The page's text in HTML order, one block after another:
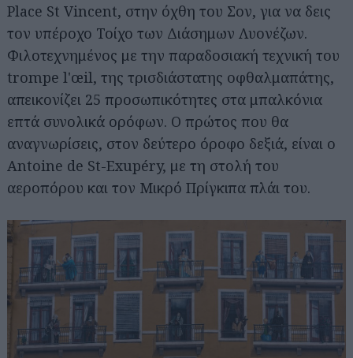
Place St Vincent, στην όχθη του Σον, για να δεις
τον υπέροχο Τοίχο των Διάσημων Λυονέζων.
Φιλοτεχνημένος με την παραδοσιακή τεχνική του
trompe l'œil, της τρισδιάστατης οφθαλμαπάτης,
απεικονίζει 25 προσωπικότητες στα μπαλκόνια
επτά συνολικά ορόφων. Ο πρώτος που θα
αναγνωρίσεις, στον δεύτερο όροφο δεξιά, είναι ο
Antoine de St-Exupéry, με τη στολή του
αεροπόρου και τον Μικρό Πρίγκιπα πλάι του.